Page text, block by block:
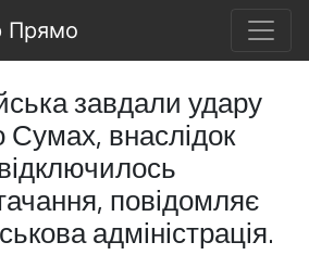
Прямо
завдали удару
Сумах, внаслідок
повідомляє
адміністрація.